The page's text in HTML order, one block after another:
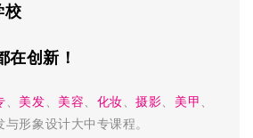
校
在创新！
美发 美容 化妆 、摄影 美甲
与形象设计大中专课程。